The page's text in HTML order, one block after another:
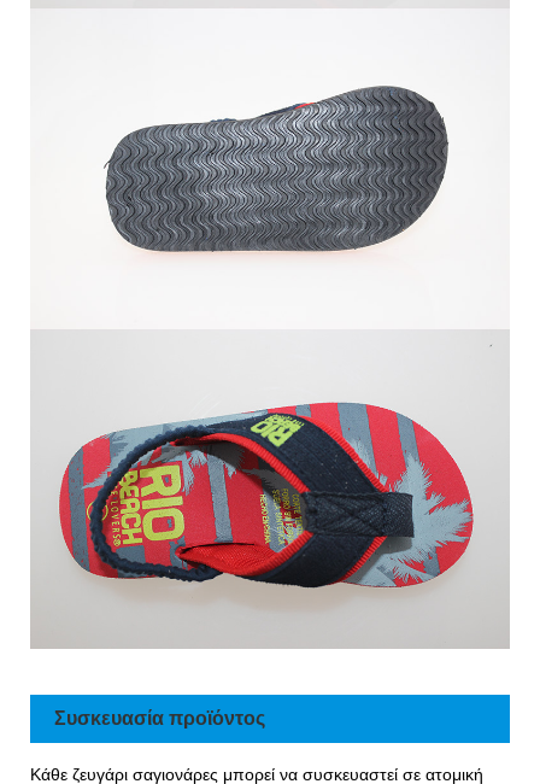
Συσκευασία προϊόντος
Κάθε ζευγάρι σαγιονάρες μπορεί να συσκευαστεί σε ατομική